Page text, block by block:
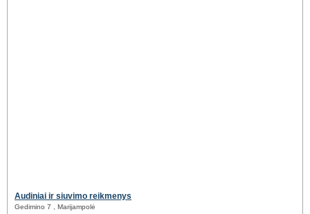
Audiniai ir siuvimo reikmenys
Gedimino 7 , Marijampolė